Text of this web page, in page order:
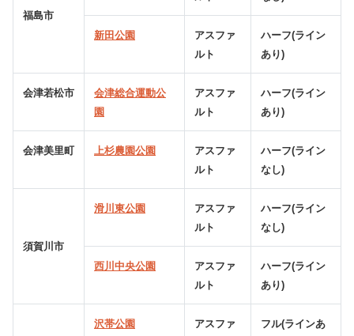
福島市
新田公園
アスファ
ルト
ハーフ(ライン
あり)
会津若松市
会津総合運動公
園
アスファ
ルト
ハーフ(ライン
あり)
会津美里町 上杉農園公園
アスファ
ルト
ハーフ(ライン
なし)
須賀川市
滑川東公園
アスファ
ルト
ハーフ(ライン
なし)
西川中央公園
アスファ
ルト
ハーフ(ライン
あり)
沢帯公園
アスファ
フル(ラインあ